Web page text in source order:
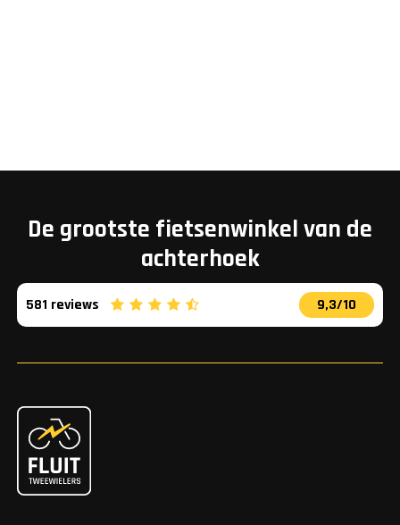
De grootste fietsenwinkel van de
achterhoek
581 reviews 9,3/10